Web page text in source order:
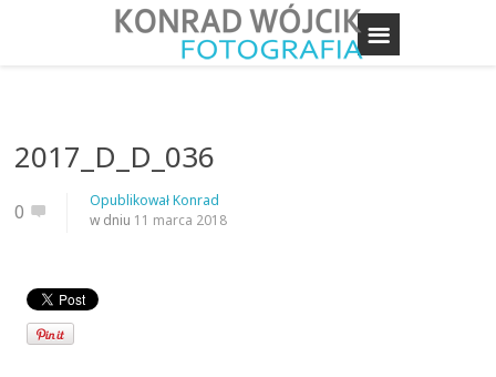
2017_D_D_036
0 OpublikowałKonrad
w dniu 11 marca 2018